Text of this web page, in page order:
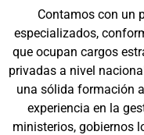
Contamos con un
especializados,
que ocupan cargos
privadas a nivel
una sólida formación
experiencia en la
ministerios, gobiernos